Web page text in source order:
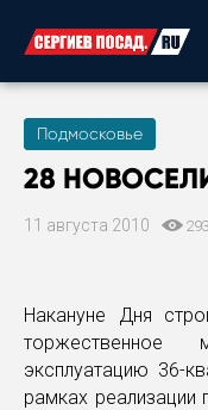
Подмосковье
28
11 августа 2010
Накануне Дня
эксплуатацию 36-
рамках реализации